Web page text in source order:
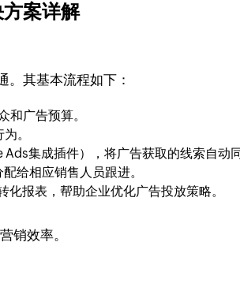
案详解
其基本流程如下：
广告预算。
。
集成插件），将广告获取的线索自动
给相应销售人员跟进。
报表，帮助企业优化广告投放策略。
销效率。